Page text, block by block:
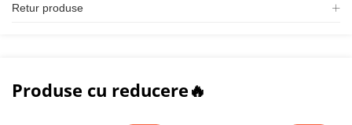
Retur produse
Produse cu reducere🔥